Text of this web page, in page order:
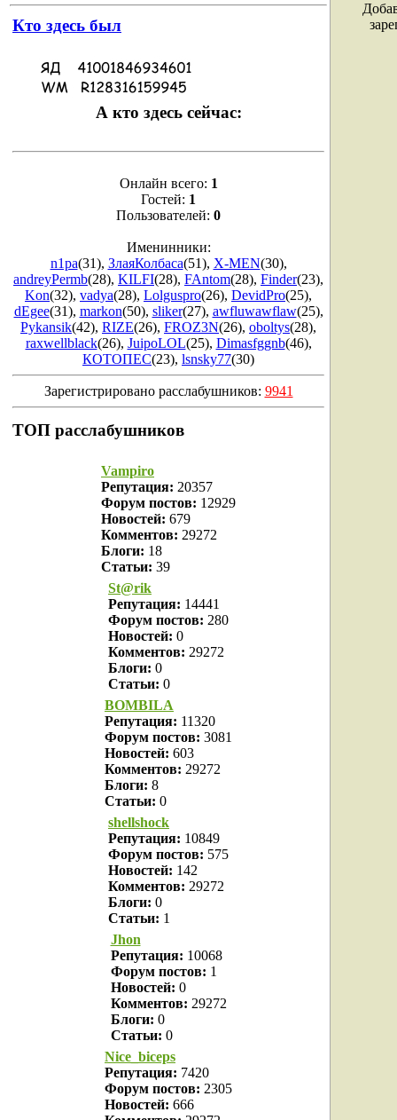
Кто здесь был
А кто здесь сейчас:
Онлайн всего: 1
Гостей: 1
Пользователей: 0
Именинники:
n1pa(31), ЗлаяКолбаса(51), X-MEN(30),
andreyPermb(28), KILFI(28), FAntom(28), Finder(23),
Kon(32), vadya(28), Lolguspro(26), DevidPro(25),
dEgee(31), markon(50), sliker(27), awfluwawflaw(25),
Pykansik(42), RIZE(26), FROZ3N(26), oboltys(28),
raxwellblack(26), JuipoLOL(25), Dimasfggnb(46),
КОТОПЕС(23), lsnsky77(30)
Зарегистрировано расслабушников: 9941
ТОП расслабушников
Vampiro
Репутация: 20357
Форум постов: 12929
Новостей: 679
Комментов: 29272
Блоги: 18
Статьи: 39
St@rik
Репутация: 14441
Форум постов: 280
Новостей: 0
Комментов: 29272
Блоги: 0
Статьи: 0
BOMBILA
Репутация: 11320
Форум постов: 3081
Новостей: 603
Комментов: 29272
Блоги: 8
Статьи: 0
shellshock
Репутация: 10849
Форум постов: 575
Новостей: 142
Комментов: 29272
Блоги: 0
Статьи: 1
Jhon
Репутация: 10068
Форум постов: 1
Новостей: 0
Комментов: 29272
Блоги: 0
Статьи: 0
Nice_biceps
Репутация: 7420
Форум постов: 2305
Новостей: 666